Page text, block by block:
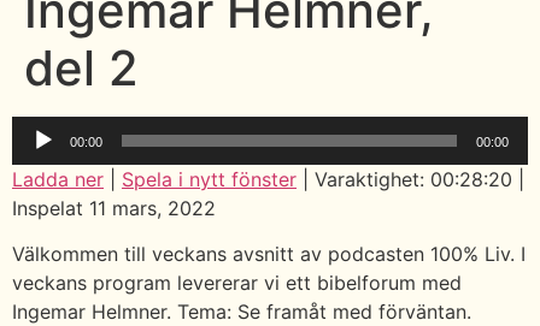
del 2
Ljudspelare
00:00 00:00
Ladda ner Spela i nytt fönster Varaktighet: 00:28:20
Inspelat 11 mars, 2022
Välkommen till veckans avsnitt av podcasten 100% Liv. I
veckans program levererar vi ett bibelforum med
Ingemar Helmner. Tema: Se framåt med förväntan.